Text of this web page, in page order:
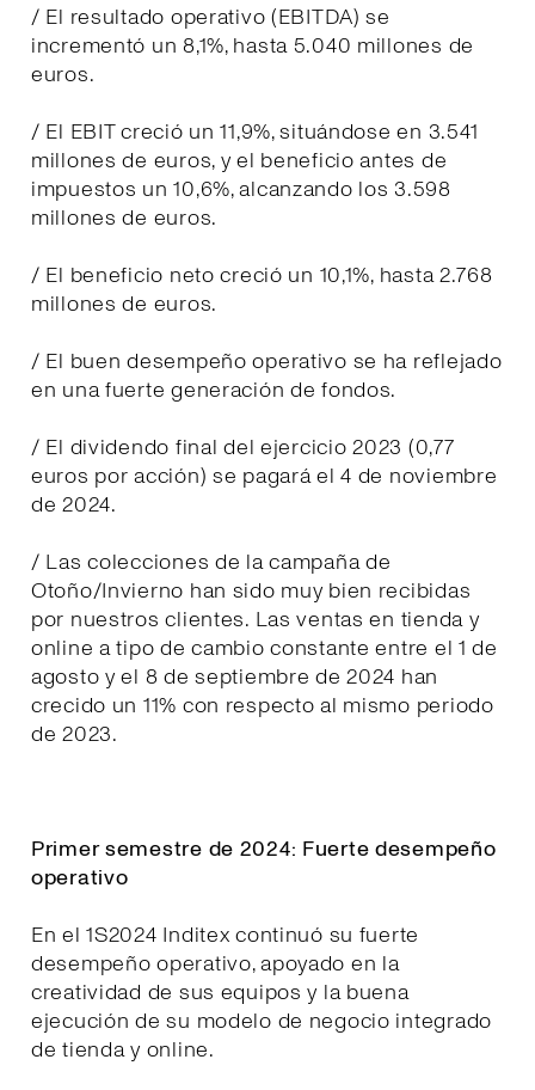
/ El resultado operativo (EBITDA) se
incrementó un 8,1%, hasta 5.040 millones de
euros.
/ El EBIT creció un 11,9%, situándose en 3.541
millones de euros, y el beneficio antes de
impuestos un 10,6%, alcanzando los 3.598
millones de euros.
/ El beneficio neto creció un 10,1%, hasta 2.768
millones de euros.
/ El buen desempeño operativo se ha reflejado
en una fuerte generación de fondos.
/ El dividendo final del ejercicio 2023 (0,77
euros por acción) se pagará el 4 de noviembre
de 2024.
/ Las colecciones de la campaña de
Otoño/Invierno han sido muy bien recibidas
por nuestros clientes. Las ventas en tienda y
online a tipo de cambio constante entre el 1 de
agosto y el 8 de septiembre de 2024 han
crecido un 11% con respecto al mismo periodo
de 2023.
Primer semestre de 2024: Fuerte desempeño
operativo
En el 1S2024 Inditex continuó su fuerte
desempeño operativo, apoyado en la
creatividad de sus equipos y la buena
ejecución de su modelo de negocio integrado
de tienda y online.